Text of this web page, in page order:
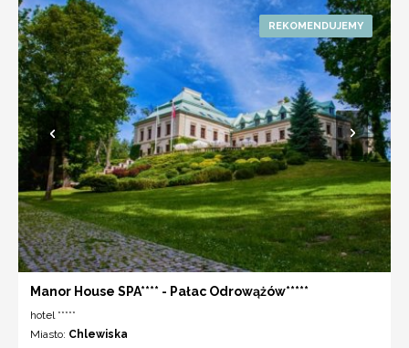
Manor House SPA**** - Pałac Odrowążów*****
hotel *****
Miasto: Chlewiska